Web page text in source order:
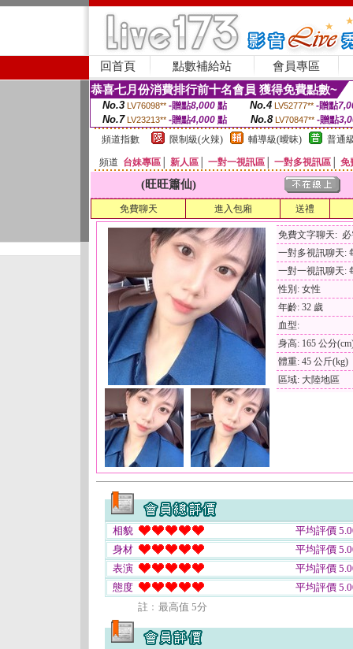
回首頁 點數補給站 會員專區
恭喜七月份消費排行前十名會員 獲得免費點數~
No.3 LV76098** -贈點8,000點 No.4 LV52777** -贈點
No.7 LV23213** -贈點4,000 點 No.8 LV70847** -贈點
頻道指數
限制級(火辣) 輔導級(曖昧) 普通
頻道 台妹專區 新人區 一對一視訊區 一對多視訊區 免
(旺旺簫仙)
免費聊天 進入包廂 送禮
免費文字聊天:
一對多視訊聊天:
一對一視訊聊天:
性別: 女性
年齡: 32 歲
血型:
身高: 165 公分
體重: 45 公斤(kg)
區域: 大陸地區
相貌
平均評價
身材
平均評價
表演
平均評價
態度
平均評價
註﹕最高值 5分